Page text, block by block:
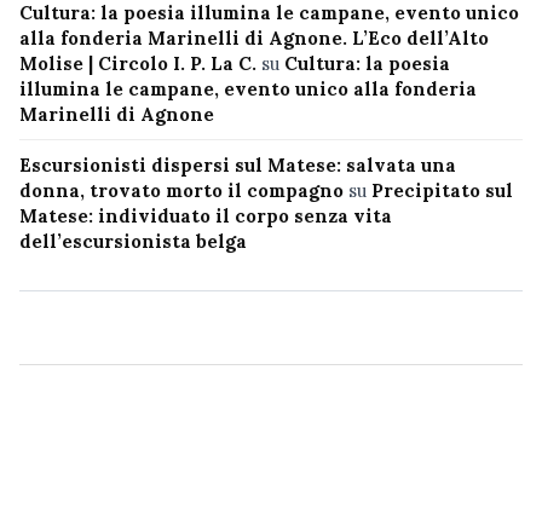
Cultura: la poesia illumina le campane, evento unico
alla fonderia Marinelli di Agnone. L’Eco dell’Alto
Molise | Circolo I. P. La C. su Cultura: la poesia
illumina le campane, evento unico alla fonderia
Marinelli di Agnone
Escursionisti dispersi sul Matese: salvata una
donna, trovato morto il compagno su Precipitato sul
Matese: individuato il corpo senza vita
dell’escursionista belga